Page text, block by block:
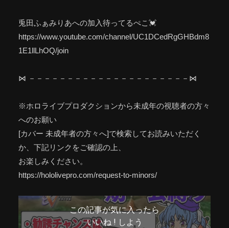
兎田ふぁみりあへの加入待ってるぺこ💓
https://www.youtube.com/channel/UC1DCedRgGHBdm8
1E1llLhOQ/join
⋈ －－－－－－－－－－－－－－－－－－－－－⋈
※ホロライブプロダクションから未成年の視聴者の方々
へのお願い
[カバー 未成年者の方々へ]で検索してお読みいただく
か、下記リンクをご確認の上、
お楽しみください。
https://hololivepro.com/request-to-minors/
この記事が気に入ったら
いいね ! しよう